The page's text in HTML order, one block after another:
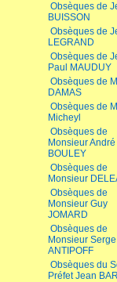
Obsèques de
BUISSON
Obsèques de
LEGRAND
Obsèques de
Paul MAUDUY
Obsèques de
DAMAS
Obsèques de
Micheyl
Obsèques de
Monsieur André
BOULEY
Obsèques de
Monsieur
Obsèques de
Monsieur Guy
JOMARD
Obsèques de
Monsieur Serge
ANTIPOFF
Obsèques du
Préfet Jean